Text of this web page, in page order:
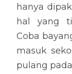
hanya
hal yang
Coba
masuk
pulang